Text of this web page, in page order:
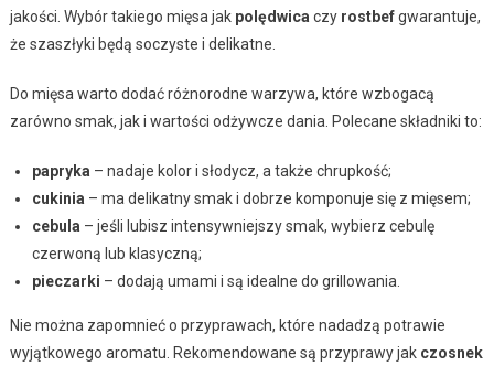
jakości. Wybór takiego mięsa jak polędwica czy rostbefgwarantuje,
że szaszłyki będą soczyste i delikatne.
Do mięsa warto dodać różnorodne warzywa, które wzbogacą
zarówno smak, jak i wartości odżywcze dania. Polecane składniki to:
papryka – nadaje kolor i słodycz, a także chrupkość;
cukinia – ma delikatny smak i dobrze komponuje się z mięsem;
cebula – jeśli lubisz intensywniejszy smak, wybierz cebulę
czerwoną lub klasyczną;
pieczarki – dodają umami i są idealne do grillowania.
Nie można zapomnieć o przyprawach, które nadadzą potrawie
wyjątkowego aromatu. Rekomendowane są przyprawy jak czosnek